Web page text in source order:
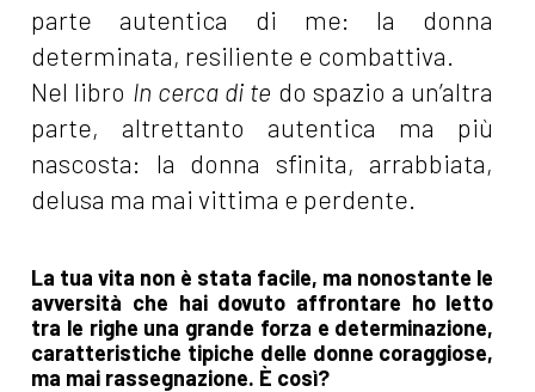
parte autentica di me: la donna
determinata, resiliente e combattiva.
Nel libro In cerca di te do spazio a un’altra
parte, altrettanto autentica ma più
nascosta: la donna sfinita, arrabbiata,
delusa ma mai vittima e perdente.
La tua vita non è stata facile, ma nonostante le
avversità che hai dovuto affrontare ho letto
tra le righe una grande forza e determinazione,
caratteristiche tipiche delle donne coraggiose,
ma mai rassegnazione. È così?